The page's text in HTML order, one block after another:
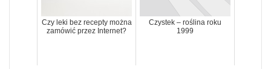
Czy leki bez recepty można
zamówić przez Internet?
Czystek – roślina roku
1999